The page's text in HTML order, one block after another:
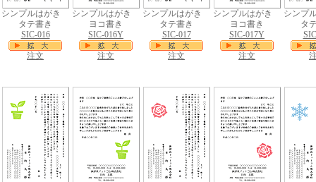
シンプルはがき
タテ書き
SIC-016
注文
シンプルはがき
ヨコ書き
SIC-016Y
注文
シンプルはがき
タテ書き
SIC-017
注文
シンプルはがき
ヨコ書き
SIC-017Y
注文
シンプ
タ